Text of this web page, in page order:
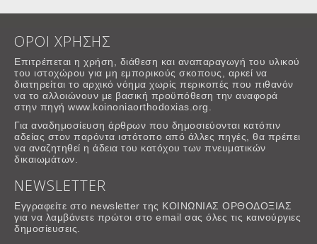
ΟΡΟΙ ΧΡΗΣΗΣ
Επιτρέπεται η χρήση, διάθεση και αναπαραγωγή του υλικού
του ιστοχώρου για μη εμπορικούς σκοπους, αρκεί να
διατηρείται το αρχικό νόημα χωρίς περικοπές που πιθανόν
να το αλλοιώνουν με βασική προϋπόθεση την αναφορά
στην πηγή www.koinoniaorthodoxias.org.
Για αναδημοσίευση άρθρων που δημοσιεύονται κατόπιν
αδείας στον παρόντα ιστότοπο από άλλες πηγές, θα πρέπει
να αναζητηθεί η άδεια του κατόχου των πνευματικών
δικαιωμάτων.
NEWSLETTER
Εγγραφείτε στο newsletter της ΚΟΙΝΩΝΙΑΣ ΟΡΘΟΔΟΞΙΑΣ
για να λαμβάνετε πρώτοι στο email σας όλες τις καινούργιες
δημοσίευσεις.